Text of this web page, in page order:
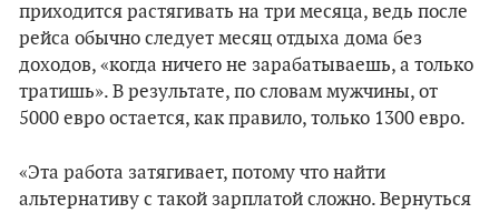
приходится растягивать на три месяца, ведь после
рейса обычно следует месяц отдыха дома без
доходов, «когда ничего не зарабатываешь, а только
тратишь». В результате, по словам мужчины, от
5000 евро остается, как правило, только 1300 евро.
«Эта работа затягивает, потому что найти
альтернативу с такой зарплатой сложно. Вернуться